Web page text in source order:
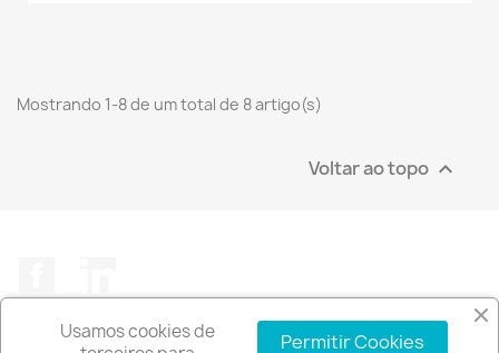
Mostrando 1-8 de um total de 8 artigo(s)
Voltar ao topo 
Usamos cookies de
Permitir Cookies